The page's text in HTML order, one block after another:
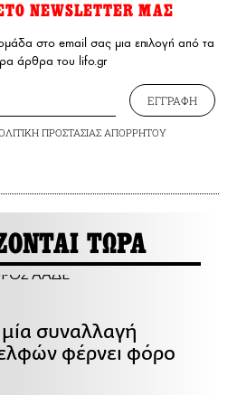
NEWSLETTER ΜΑΣ
στο email σας μια επιλογή από τα
άρθρα του lifo.gr
ΕΓΓΡΑΦΗ
ΠΡΟΣΤΑΣΙΑΣ ΑΠΟΡΡΗΤΟΥ
ΤΩΡΑ
συναλλαγή
φέρνει φόρο